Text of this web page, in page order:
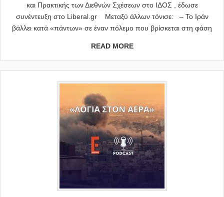
και Πρακτικής των Διεθνών Σχέσεων στο ΙΔΟΣ , έδωσε
συνέντευξη στο Liberal.gr Μεταξύ άλλων τόνισε: – Το Ιράν
βάλλει κατά «πάντων» σε έναν πόλεμο που βρίσκεται στη φάση
READ MORE